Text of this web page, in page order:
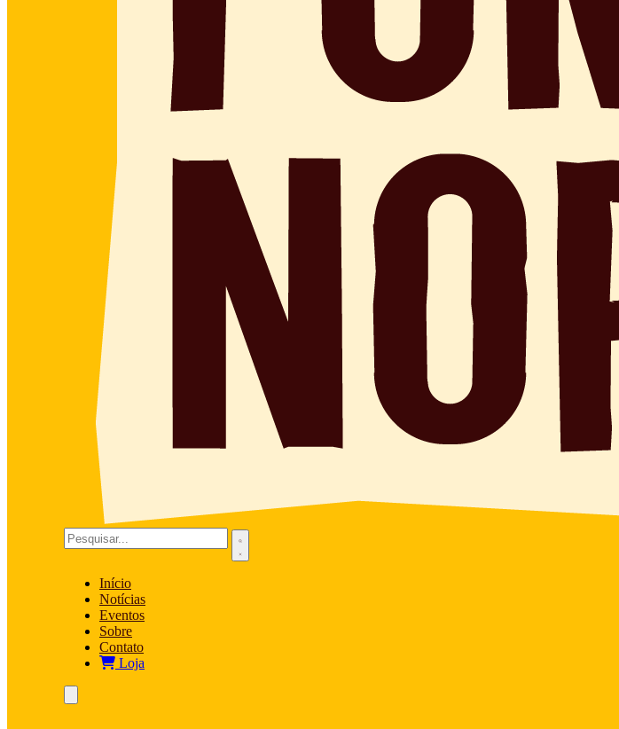
Início
Notícias
Eventos
Sobre
Contato
Loja